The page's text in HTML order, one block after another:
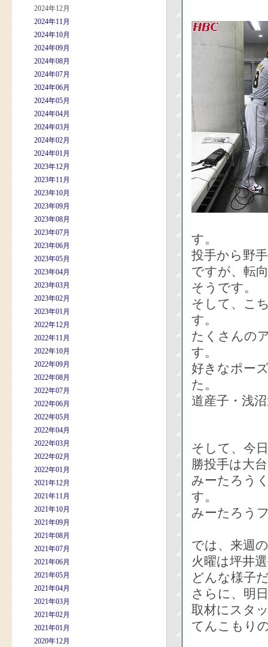
2024年12月
2024年11月
2024年10月
2024年09月
2024年08月
2024年07月
2024年06月
2024年05月
2024年04月
2024年03月
2024年02月
2024年01月
2023年12月
2023年11月
2023年10月
2023年09月
2023年08月
2023年07月
2023年06月
2023年05月
2023年04月
2023年03月
2023年02月
2023年01月
2022年12月
2022年11月
2022年10月
2022年09月
2022年08月
2022年07月
2022年06月
2022年05月
2022年04月
2022年03月
2022年02月
2022年01月
2021年12月
2021年11月
2021年10月
2021年09月
2021年08月
2021年07月
2021年06月
2021年05月
2021年04月
2021年03月
2021年02月
2021年01月
2020年12月
す。
投手から野
ですが、転
そうです。
そして、こ
す。
たくさんの
す。
好きなポー
た。
道産子・浅
そして、今
勝投手は大
みーたろう
す。
みーたろう
では、来週
火曜は坪井
どんな様子
さらに、明
取材にスタ
てんこもり